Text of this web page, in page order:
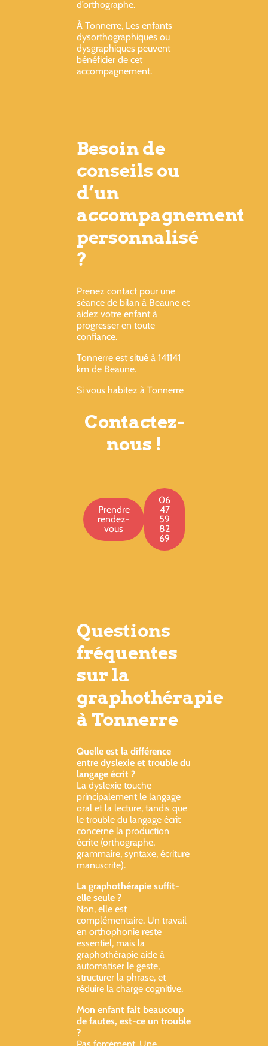
d’orthographe.
À Tonnerre, Les enfants
dysorthographiques ou
dysgraphiques peuvent
bénéficier de cet
accompagnement.
Besoin de
conseils ou
d’un
accompagnement
personnalisé
?
Prenez contact pour une
séance de bilan à Beaune et
aidez votre enfant à
progresser en toute
confiance.
Tonnerre est situé à 141141
km de Beaune.
Si vous habitez à Tonnerre
Contactez-
nous !
Prendre
rendez-
vous
06
47
59
82
69
Questions
fréquentes
sur la
graphothérapie
à Tonnerre
Quelle est la différence
entre dyslexie et trouble du
langage écrit ?
La dyslexie touche
principalement le langage
oral et la lecture, tandis que
le trouble du langage écrit
concerne la production
écrite (orthographe,
grammaire, syntaxe, écriture
manuscrite).
La graphothérapie suffit-
elle seule ?
Non, elle est
complémentaire. Un travail
en orthophonie reste
essentiel, mais la
graphothérapie aide à
automatiser le geste,
structurer la phrase, et
réduire la charge cognitive.
Mon enfant fait beaucoup
de fautes, est-ce un trouble
?